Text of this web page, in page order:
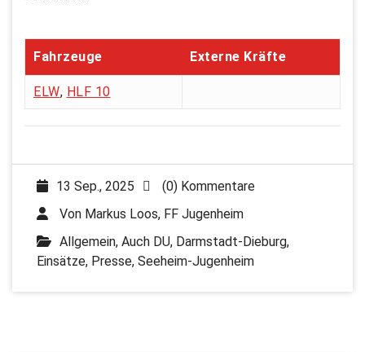
Fahrzeuge Externe Kräfte
ELW, HLF 10
13 Sep., 2025
(0) Kommentare
Von Markus Loos, FF Jugenheim
Allgemein, Auch DU, Darmstadt-Dieburg,
Einsätze, Presse, Seeheim-Jugenheim